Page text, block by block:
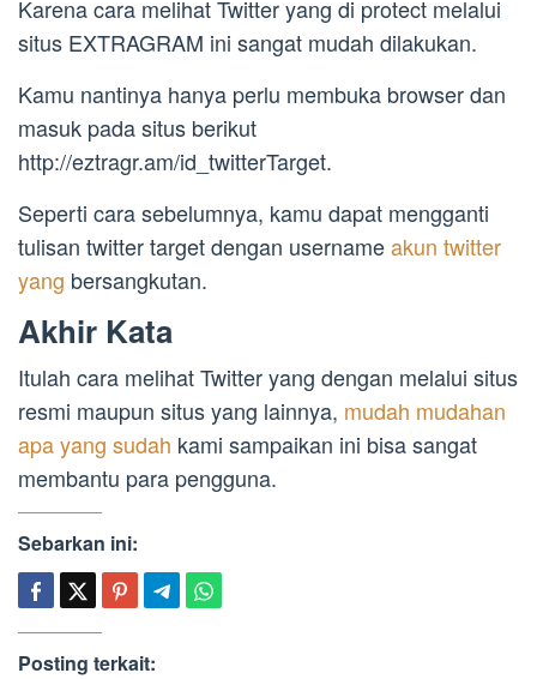
Karena cara melihat Twitter yang di protect melalui
situs EXTRAGRAM ini sangat mudah dilakukan.
Kamu nantinya hanya perlu membuka browser dan
masuk pada situs berikut
http://eztragr.am/id_twitterTarget.
Seperti cara sebelumnya, kamu dapat mengganti
tulisan twitter target dengan usernameakun twitter
yang bersangkutan.
Akhir Kata
Itulah cara melihat Twitter yang dengan melalui situs
resmi maupun situs yang lainnya, mudah mudahan
apa yang sudah kami sampaikan ini bisa sangat
membantu para pengguna.
Sebarkan ini:
Posting terkait: